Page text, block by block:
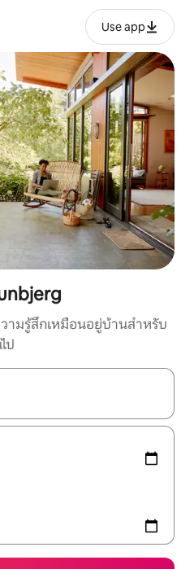
Use app
มรู้สึกเหมือนอยู่บ้านสำหรับ
ป
หรือปัด เพื่อสำรวจผลการค้นหา